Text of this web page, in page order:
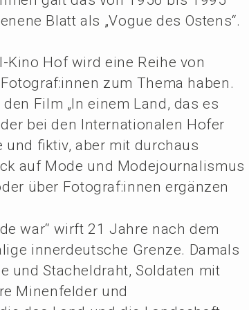
Blatt als „Vogue des Ostens“.
Kino Hof wird eine Reihe von
zum Thema haben.
Film „In einem Land, das es
bei den Inter­na­tio­na­len Hofer
fiktiv, aber mit durch­aus
auf Mode und Modejour­na­lis­mus
über Fotograf:innen ergän­zen
war“ wirft 21 Jahre nach dem
inner­deut­sche Grenze. Damals
und Stachel­draht, Solda­ten mit
Minen­fel­der und